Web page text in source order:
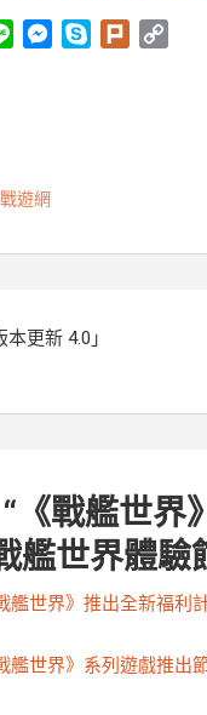
M
戰遊網
本更新 4.0」
《戰艦世
艦世界體驗
艦世界》推出全新福利
艦世界》系列遊戲推出